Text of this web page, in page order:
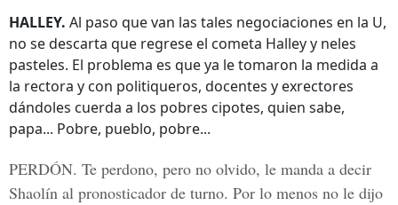
HALLEY. Al paso que van las tales negociaciones en la U,
no se descarta que regrese el cometa Halley y neles
pasteles. El problema es que ya le tomaron la medida a
la rectora y con politiqueros, docentes y exrectores
dándoles cuerda a los pobres cipotes, quien sabe,
papa... Pobre, pueblo, pobre...
PERDÓN. Te perdono, pero no olvido, le manda a decir
Shaolín al pronosticador de turno. Por lo menos no le dijo